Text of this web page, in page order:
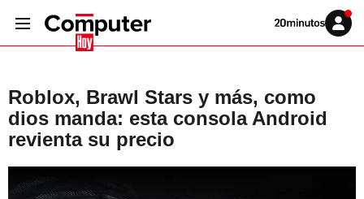
Volver
Iniciar
sesión
Roblox, Brawl Stars y más, como
dios manda: esta consola Android
revienta su precio